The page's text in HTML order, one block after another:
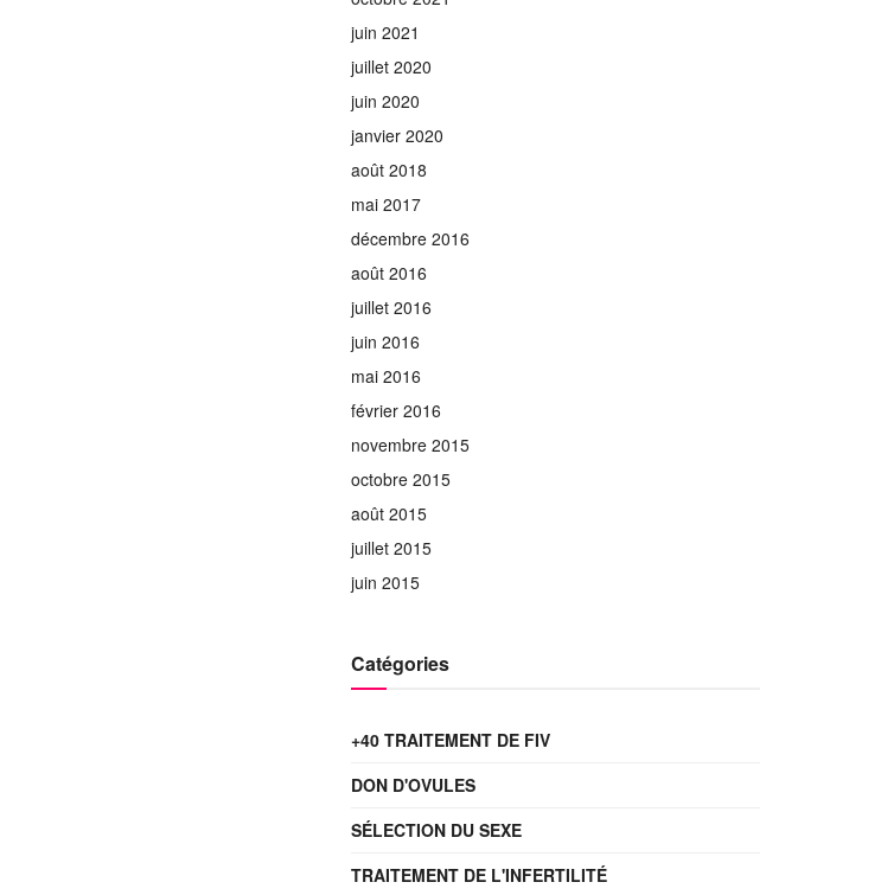
juin 2021
juillet 2020
juin 2020
janvier 2020
août 2018
mai 2017
décembre 2016
août 2016
juillet 2016
juin 2016
mai 2016
février 2016
novembre 2015
octobre 2015
août 2015
juillet 2015
juin 2015
Catégories
+40 TRAITEMENT DE FIV
DON D'OVULES
SÉLECTION DU SEXE
TRAITEMENT DE L'INFERTILITÉ